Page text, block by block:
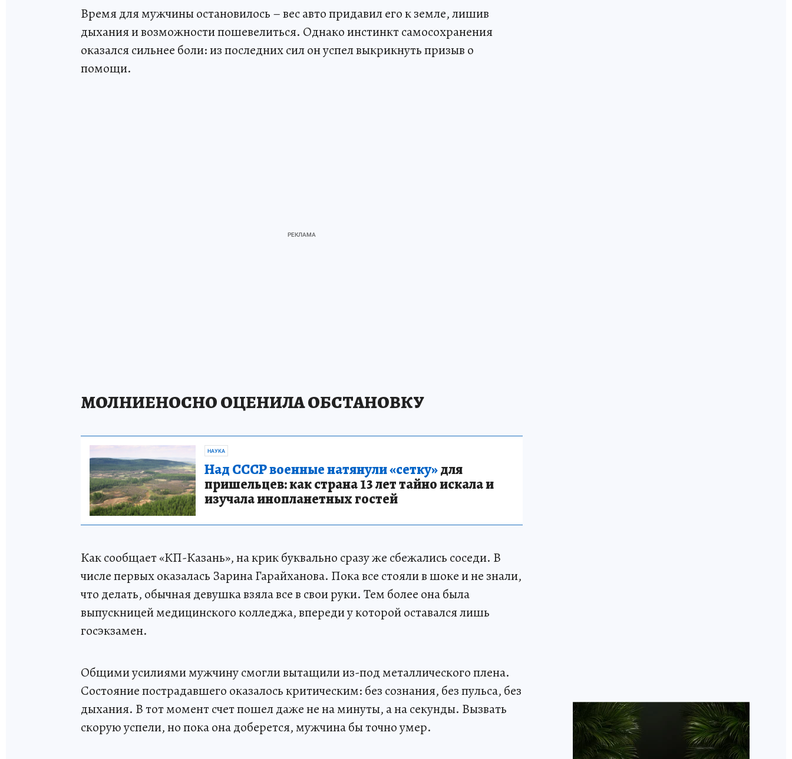
Время для мужчины остановилось – вес авто придавил его к земле, лишив
дыхания и возможности пошевелиться. Однако инстинкт самосохранения
оказался сильнее боли: из последних сил он успел выкрикнуть призыв о
помощи.
МОЛНИЕНОСНО ОЦЕНИЛА ОБСТАНОВКУ
НАУКА
Над СССР военные натянули «сетку»для
пришельцев: как страна 13 лет тайно искала и
изучала инопланетных гостей
Как сообщает «КП-Казань», на крик буквально сразу же сбежались соседи. В
числе первых оказалась Зарина Гарайханова. Пока все стояли в шоке и не знали,
что делать, обычная девушка взяла все в свои руки. Тем более она была
выпускницей медицинского колледжа, впереди у которой оставался лишь
госэкзамен.
Общими усилиями мужчину смогли вытащили из-под металлического плена.
Состояние пострадавшего оказалось критическим: без сознания, без пульса, без
дыхания. В тот момент счет пошел даже не на минуты, а на секунды. Вызвать
скорую успели, но пока она доберется, мужчина бы точно умер.